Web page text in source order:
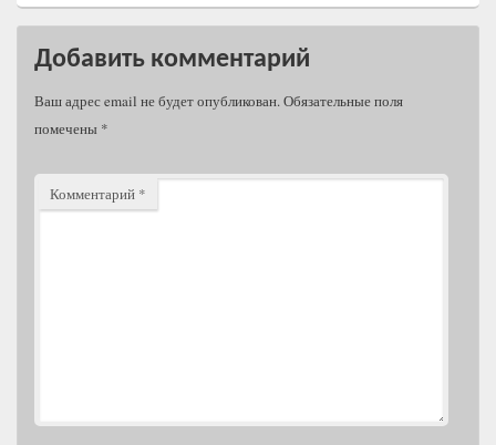
Добавить комментарий
Ваш адрес email не будет опубликован. Обязательные поля
помечены *
Комментарий *